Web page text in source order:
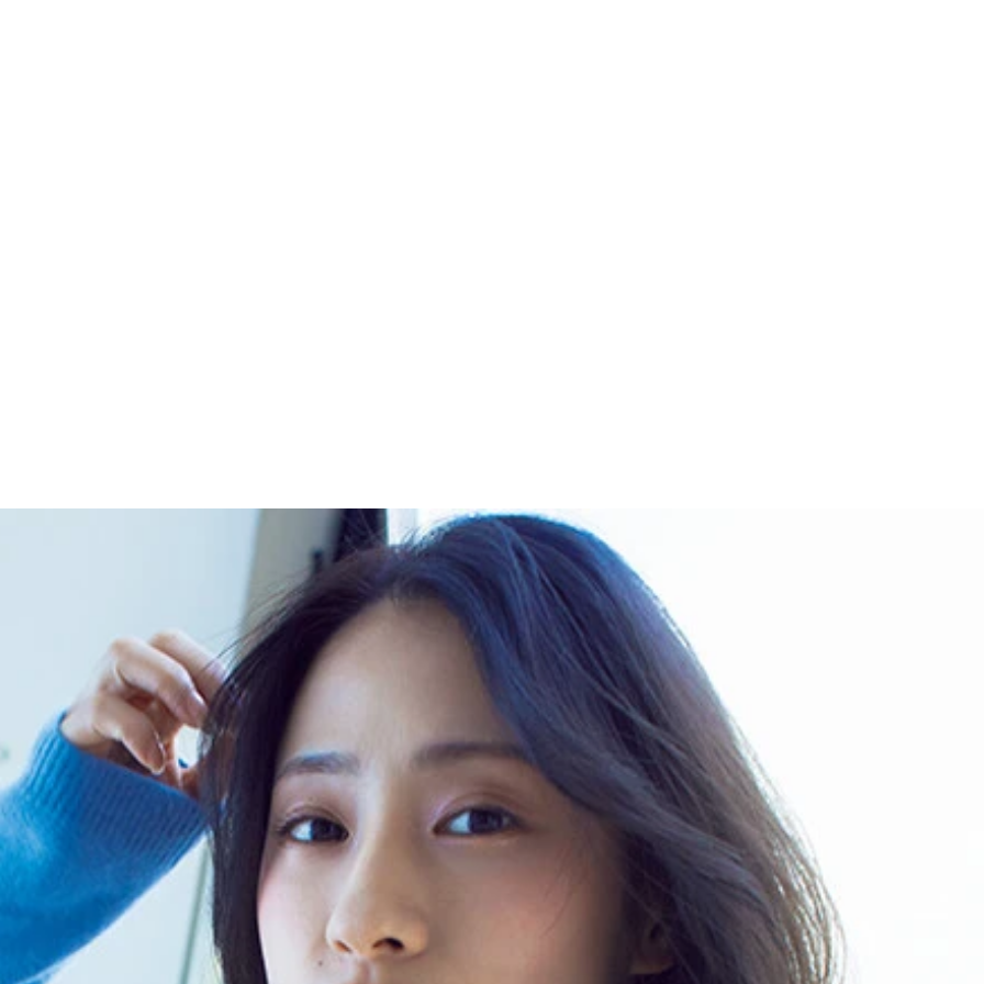
影／根本好伸）
とウワサされる澄田さんを、古民家でしっとり撮り下ろし。今まで以上に色気全開なグラビアに仕上がりました。そして何
をグッと盛って綺麗に見せる文化がありますが、あえて自然なままに挑んでくださいました。ご本人曰く「裸を見せるよ
美しさなので、絶対に見たほうが良いです！
格／1100円（税込） “笑顔”をテーマに撮影された明るい気持ちになれるグラビアです！ 天気の良い昼下がり。部屋でのん
んの人柄と“即バズり”な勢いが感じられるはずです。余談ですが……、初グラビアが掲載後すぐにバズったことより付け
なりますね。楽しいグラビアがお好きな方は必見です!!